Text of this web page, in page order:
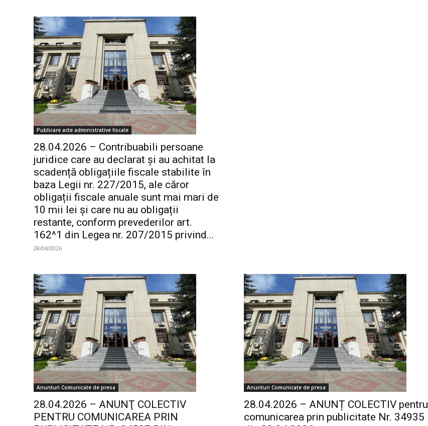
Publicare acte administrative fiscale
28.04.2026 – Contribuabili persoane
juridice care au declarat și au achitat la
scadență obligațiile fiscale stabilite în
baza Legii nr. 227/2015, ale căror
obligații fiscale anuale sunt mai mari de
10 mii lei și care nu au obligații
restante, conform prevederilor art.
162^1 din Legea nr. 207/2015 privind...
28/04/2026
Anunturi Comunicate de presa
28.04.2026 – ANUNŢ COLECTIV
PENTRU COMUNICAREA PRIN
Anunturi Comunicate de presa
28.04.2026 – ANUNȚ COLECTIV pentru
comunicarea prin publicitate Nr. 34935